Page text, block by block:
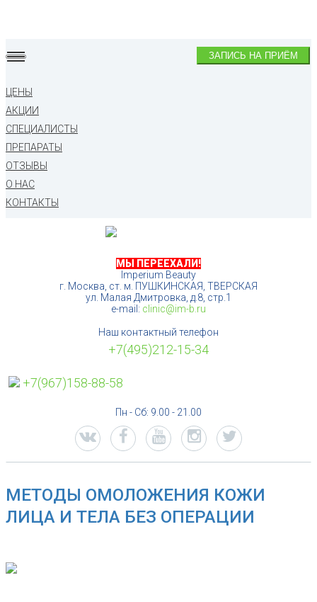
ЗАПИСЬ НА ПРИЁМ
ЦЕНЫ
АКЦИИ
СПЕЦИАЛИСТЫ
ПРЕПАРАТЫ
ОТЗЫВЫ
О НАС
КОНТАКТЫ
МЫ ПЕРЕЕХАЛИ!
Imperium Beauty
г. Москва, ст. м. ПУШКИНСКАЯ, ТВЕРСКАЯ
ул. Малая Дмитровка, д.8, стр.1
e-mail: clinic@im-b.ru
Наш контактный телефон
+7(495)212-15-34
+7(967)158-88-58
Пн - Сб: 9.00 - 21.00
МЕТОДЫ ОМОЛОЖЕНИЯ КОЖИ
ЛИЦА И ТЕЛА БЕЗ ОПЕРАЦИИ